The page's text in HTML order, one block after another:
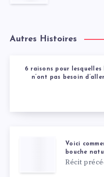
Autres Histoires
6 raisons pour lesquelles
n’ont pas besoin
Voici
bouche
Récit